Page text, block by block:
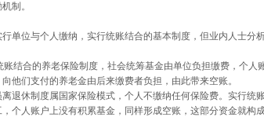
制。
单位与个人缴纳，实行统账结合的基本制度，但业内人士分
结合的养老保险制度，社会统筹基金由单位负担缴费，个人
他们支付的养老金由后来缴费者负担，由此带来空账。
退休制度属国家保险模式，个人不缴纳任何保险费。实行统
个人账户上没有积累基金，同样形成空账，这部分资金就构成